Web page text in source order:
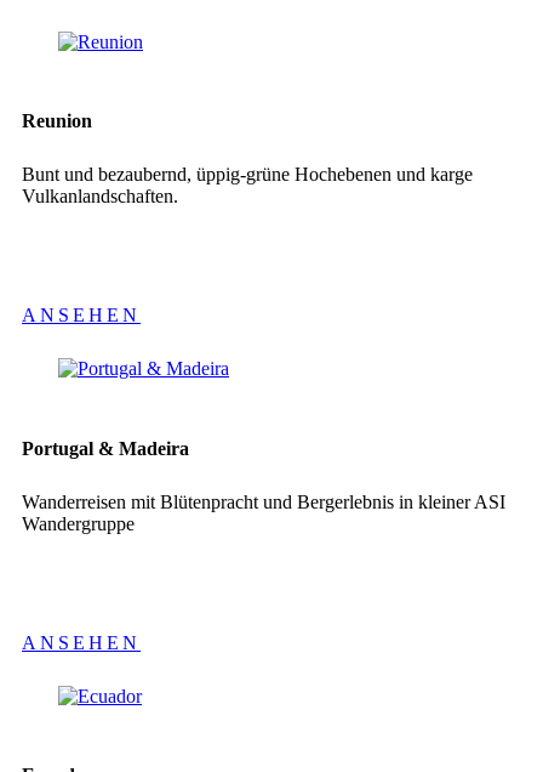
Reunion
Bunt und bezaubernd, üppig-grüne Hochebenen und karge
Vulkanlandschaften.
ANSEHEN
Portugal & Madeira
Wanderreisen mit Blütenpracht und Bergerlebnis in kleiner ASI
Wandergruppe
ANSEHEN